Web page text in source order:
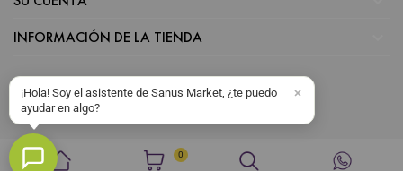
0
INFORMACIÓN DE LA TIENDA
¡Hola! Soy el asistente de Sanus Market, ¿te puedo
ayudar en algo?